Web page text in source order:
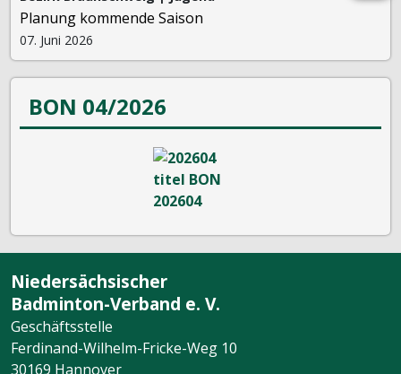
Planung kommende Saison
07. Juni 2026
BON 04/2026
Niedersächsischer
Badminton-Verband e. V.
Geschäftsstelle
Ferdinand-Wilhelm-Fricke-Weg 10
30169 Hannover